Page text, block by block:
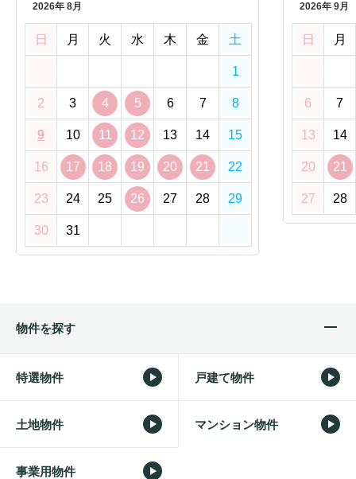
2026年 8月
日 月 火 水 木 金 土
1
2 3 4 5 6 7 8
9 10 11 12 13 14 15
16 17 18 19 20 21 22
23 24 25 26 27 28 29
30 31
2026年 9月
日 月
6 7
13 14
20 21
27 28
物件を探す
特選物件 戸建て物件
土地物件 マンション物件
事業用物件